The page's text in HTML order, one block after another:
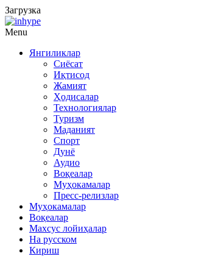
Загрузка
Menu
Янгиликлар
Сиёсат
Иқтисод
Жамият
Ҳодисалар
Технологиялар
Туризм
Маданият
Спорт
Дунё
Аудио
Воқеалар
Муҳокамалар
Пресс-релизлар
Муҳокамалар
Воқеалар
Махсус лойиҳалар
На русском
Кириш